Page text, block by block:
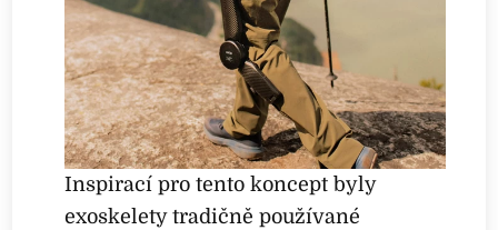
Inspirací pro tento koncept byly
exoskelety tradičně používané